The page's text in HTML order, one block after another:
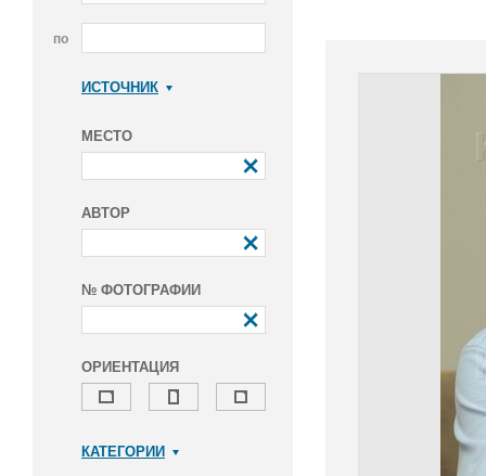
по
ИСТОЧНИК
МЕСТО
АВТОР
№ ФОТОГРАФИИ
ОРИЕНТАЦИЯ
КАТЕГОРИИ